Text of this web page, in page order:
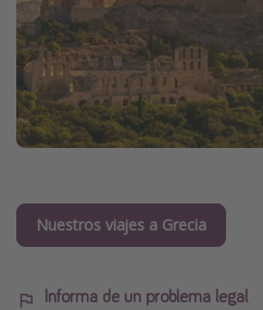
Nuestros viajes a Grecia
Informa de un problema legal